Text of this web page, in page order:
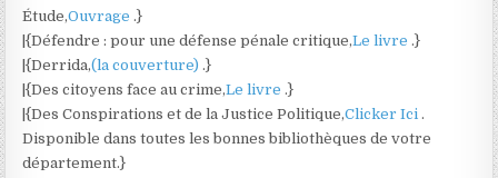
Étude,Ouvrage.}
|{Défendre : pour une défense pénale critique,Le livre.}
|{Derrida,(la couverture).}
|{Des citoyens face au crime,Le livre.}
|{Des Conspirations et de la Justice Politique,Clicker Ici.
Disponible dans toutes les bonnes bibliothèques de votre
département.}